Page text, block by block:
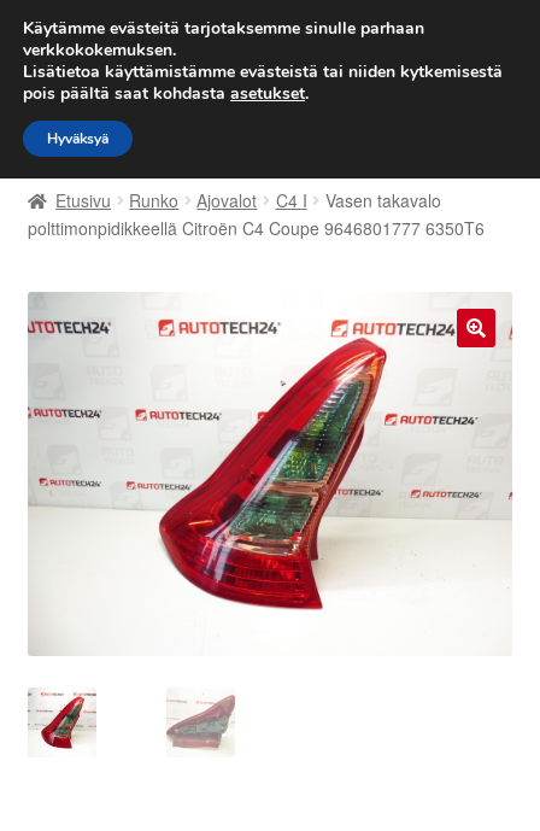
TOIMITUS alkaen 7 EUR
Siirry
navigointiin
Siirry
sisältöön
Etusivu
Kärry
Maailmanlaajuinen toimitus
Maksut
Tarkista
Etusivu Runko Ajovalot C4 I
Vasen takavalo
polttimonpidikkeellä Citroën C4 Coupe 9646801777 6350T6
Käytämme evästeitä tarjotaksemme sinulle parhaan
verkkokokemuksen.
Lisätietoa käyttämistämme evästeistä tai niiden kytkemisestä
pois päältä saat kohdasta asetukset.
Hyväksyä